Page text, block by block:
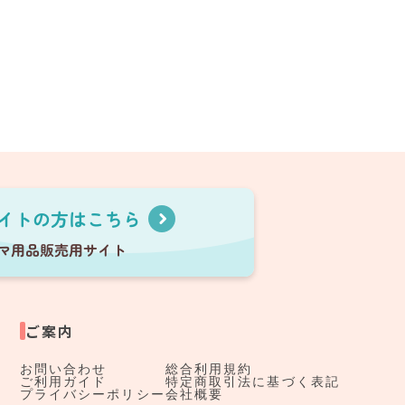
ご案内
お問い合わせ
ご利用ガイド
プライバシーポリシー
総合利用規約
特定商取引法に基づく表記
会社概要